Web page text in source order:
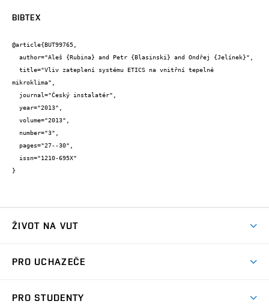
BIBTEX
@article{BUT99765,
mikroklima",
}
ŽIVOT NA VUT
Koleje
PRO UCHAZEČE
PRO STUDENTY